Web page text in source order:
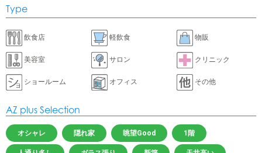
Type
飲食店 軽飲食 物販
美容室 サロン クリニック
ショールーム オフィス その他
AZ plus Selection
オシャレ 隠れ家 眺望Good 1階